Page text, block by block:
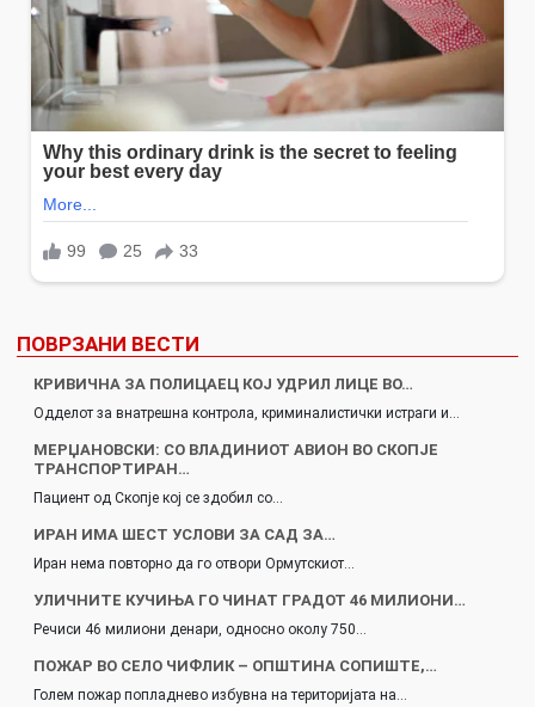
ПОВРЗАНИ ВЕСТИ
КРИВИЧНА ЗА ПОЛИЦАЕЦ КОЈ УДРИЛ ЛИЦЕ ВО…
Одделот за внатрешна контрола, криминалистички истраги и…
МЕРЏАНОВСКИ: СО ВЛАДИНИОТ АВИОН ВО СКОПЈЕ
ТРАНСПОРТИРАН…
Пациент од Скопје кој се здобил со…
ИРАН ИМА ШЕСТ УСЛОВИ ЗА САД ЗА…
Иран нема повторно да го отвори Ормутскиот…
УЛИЧНИТЕ КУЧИЊА ГО ЧИНАТ ГРАДОТ 46 МИЛИОНИ…
Речиси 46 милиони денари, односно околу 750…
ПОЖАР ВО СЕЛО ЧИФЛИК – ОПШТИНА СОПИШТЕ,…
Голем пожар попладнево избувна на територијата на…